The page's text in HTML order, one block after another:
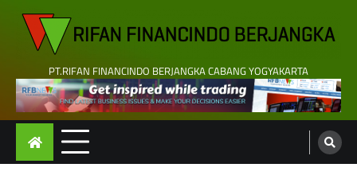
content
PT.RIFAN FINANCINDO BERJANGKA CABANG YOGYAKARTA